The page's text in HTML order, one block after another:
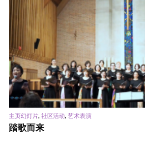
主页幻灯片, 社区活动, 艺术表演
踏歌而来